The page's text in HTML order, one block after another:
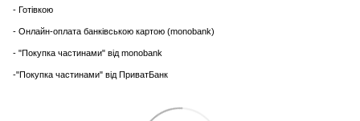
- Готівкою
- Онлайн-оплата банківською картою (monobank)
- "Покупка частинами" від monobank
-"Покупка частинами" від ПриватБанк